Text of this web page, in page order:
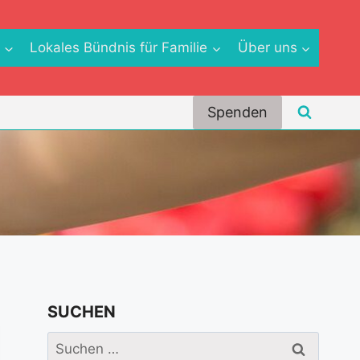
Lokales Bündnis für Familie Über uns
Spenden
SUCHEN
Suchen